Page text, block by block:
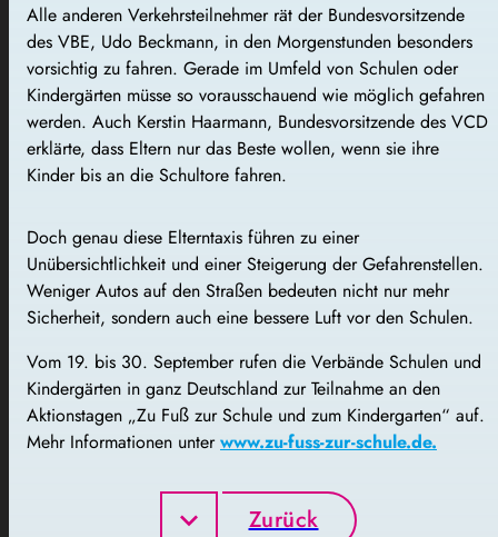
Alle anderen Verkehrsteilnehmer rät der Bundesvorsitzende
des VBE, Udo Beckmann, in den Morgenstunden besonders
vorsichtig zu fahren. Gerade im Umfeld von Schulen oder
Kindergärten müsse so vorausschauend wie möglich gefahren
werden. Auch Kerstin Haarmann, Bundesvorsitzende des VCD
erklärte, dass Eltern nur das Beste wollen, wenn sie ihre
Kinder bis an die Schultore fahren.
Doch genau diese Elterntaxis führen zu einer
Unübersichtlichkeit und einer Steigerung der Gefahrenstellen.
Weniger Autos auf den Straßen bedeuten nicht nur mehr
Sicherheit, sondern auch eine bessere Luft vor den Schulen.
Vom 19. bis 30. September rufen die Verbände Schulen und
Kindergärten in ganz Deutschland zur Teilnahme an den
Aktionstagen „Zu Fuß zur Schule und zum Kindergarten“ auf.
Mehr Informationen unterwww.zu-fuss-zur-schule.de.
Zurück